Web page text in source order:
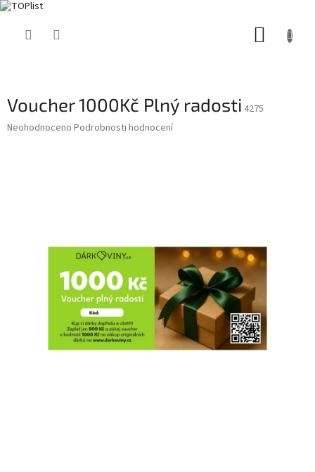
Voucher 1000Kč Plný radosti 4275
Průměrné
Neohodnoceno Podrobnosti hodnocení